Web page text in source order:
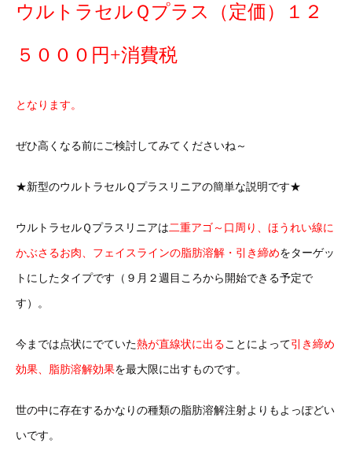
ウルトラセルＱプラス（定価）１２
５０００円+消費税
となります。
ぜひ高くなる前にご検討してみてくださいね～
★新型のウルトラセルＱプラスリニアの簡単な説明です★
ウルトラセルＱプラスリニアは 二重アゴ～口周り、ほうれい線に
かぶさるお肉、フェイスラインの脂肪溶解・引き締めをターゲッ
トにしたタイプです（９月２週目ころから開始できる予定で
す）。
今までは点状にでていた熱が直線状に出る ことによって引き締め
効果、脂肪溶解効果を最大限に出すものです。
世の中に存在するかなりの種類の脂肪溶解注射よりもよっぽどい
いです。